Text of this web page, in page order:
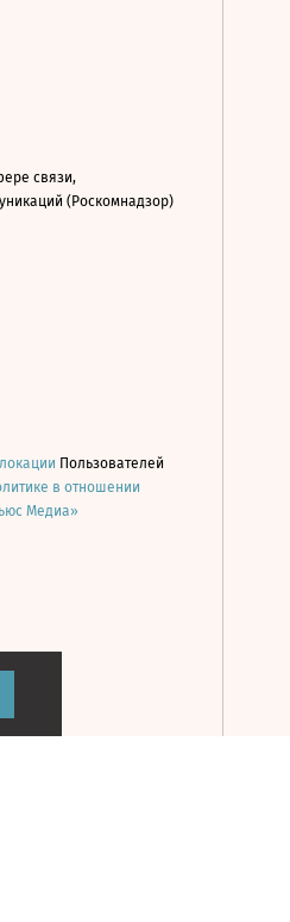
связи,
(Роскомнадзор)
Пользователей
в отношении
Медиа»